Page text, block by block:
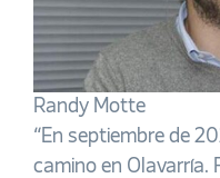
Randy Motte
“En septiembre de
camino en Olavarría.